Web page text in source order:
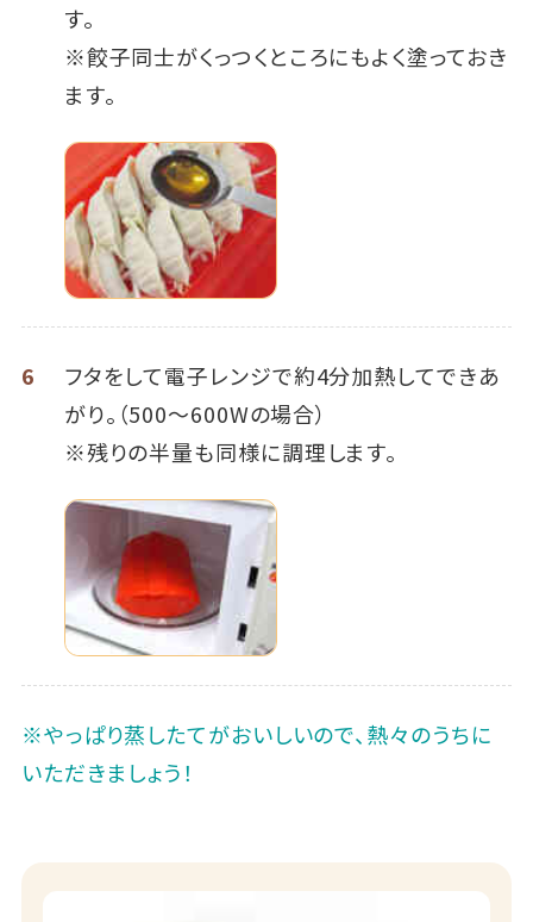
す。
※餃子同士がくっつくところにもよく塗っておき
ます。
6
フタをして電子レンジで約4分加熱してできあ
がり。（500～600Wの場合）
※残りの半量も同様に調理します。
※やっぱり蒸したてがおいしいので、熱々のうちに
いただきましょう！